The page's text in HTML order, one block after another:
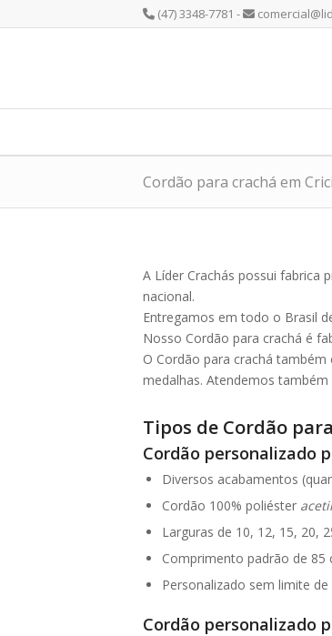
(47) 3348-7781 -
Cordão para crachá em
A Líder Crachás possui fabrica
nacional.
Entregamos em todo o Brasil
Nosso Cordão para crachá é
O Cordão para crachá
medalhas. Atendemos
Tipos de Cordão
Cordão personalizado
Diversos acabamentos
Cordão 100% poliéster
Larguras de 10, 12, 15, 20,
Comprimento padrão de 85
Personalizado sem limite
Cordão personalizado